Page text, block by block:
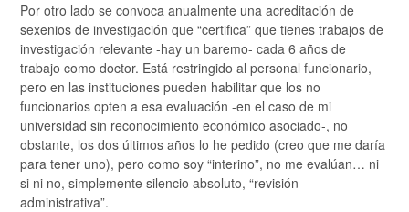
Por otro lado se convoca anualmente una acreditación de
sexenios de investigación que “certifica” que tienes trabajos de
investigación relevante -hay un baremo- cada 6 años de
trabajo como doctor. Está restringido al personal funcionario,
pero en las instituciones pueden habilitar que los no
funcionarios opten a esa evaluación -en el caso de mi
universidad sin reconocimiento económico asociado-, no
obstante, los dos últimos años lo he pedido (creo que me daría
para tener uno), pero como soy “interino”, no me evalúan… ni
si ni no, simplemente silencio absoluto, “revisión
administrativa”.